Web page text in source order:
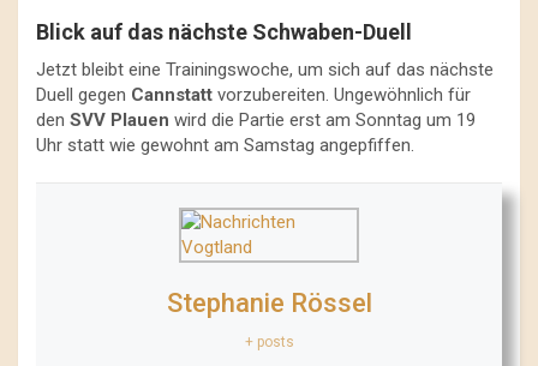
Blick auf das nächste Schwaben-Duell
Jetzt bleibt eine Trainingswoche, um sich auf das nächste
Duell gegen Cannstatt vorzubereiten. Ungewöhnlich für
den SVV Plauen wird die Partie erst am Sonntag um 19
Uhr statt wie gewohnt am Samstag angepfiffen.
Stephanie Rössel
+ posts